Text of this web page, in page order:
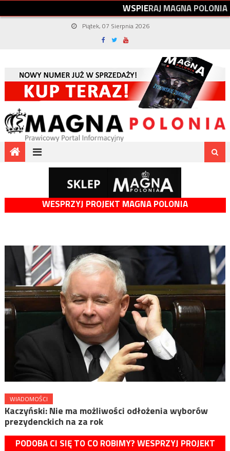
WSPIERAJMAGNAPOLONIA
Piątek, 07 Sierpnia 2026
WESPRZYJ PROJEKT MAGNA POLONIA
WIADOMOŚCI
Kaczyński: Nie ma możliwości odłożenia wyborów
prezydenckich na za rok
PODOBA CI SIĘ TO CO ROBIMY? WESPRZYJ PROJEKT